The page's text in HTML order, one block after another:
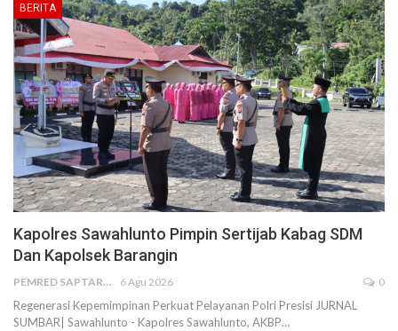
BERITA
Kapolres Sawahlunto Pimpin Sertijab Kabag SDM
Dan Kapolsek Barangin
PEMRED SAPTARIUS 6 Agu 2026 0
Regenerasi Kepemimpinan Perkuat Pelayanan Polri Presisi JURNAL
SUMBAR| Sawahlunto - Kapolres Sawahlunto, AKBP…